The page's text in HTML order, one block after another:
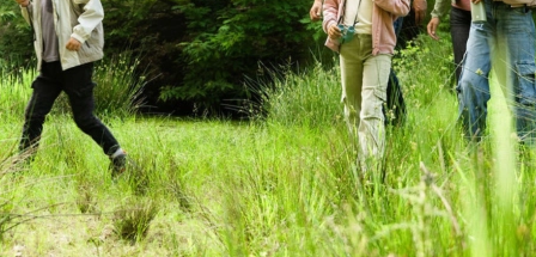
OUD GASTEL
AdriaEribaHymerKnaus
HERPEN